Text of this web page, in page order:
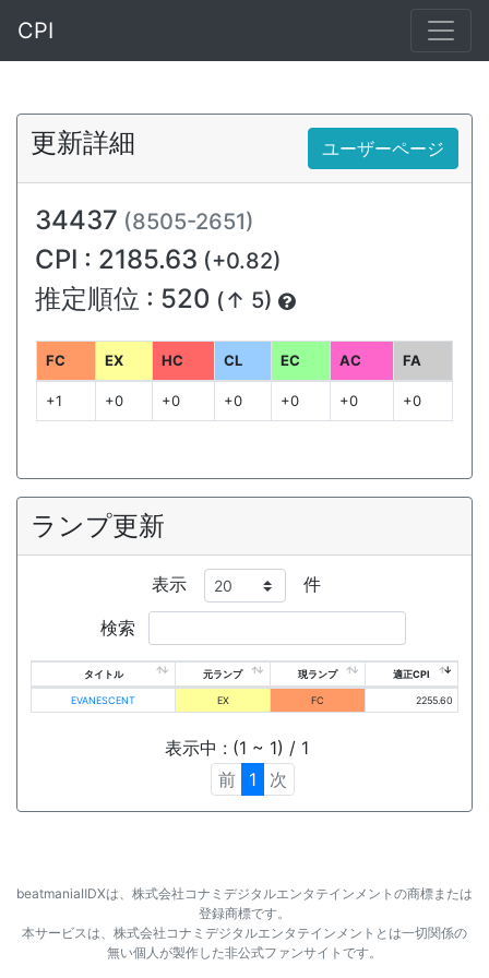
CPI
更新詳細 ユーザーページ
34437 (8505-2651)
CPI : 2185.63 (+0.82)
推定順位 : 520 (↑ 5)
FC EX HC CL EC AC FA
+1 +0 +0 +0 +0 +0 +0
ランプ更新
表示 件
検索
タイトル 元ランプ 現ランプ 適正CPI
EVANESCENT EX FC 2255.60
表示中 : (1 ~ 1) / 1
前
1 次
beatmaniaⅡDXは、株式会社コナミデジタルエンタテインメントの商標または
登録商標です。
本サービスは、株式会社コナミデジタルエンタテインメントとは一切関係の
無い個人が製作した非公式ファンサイトです。